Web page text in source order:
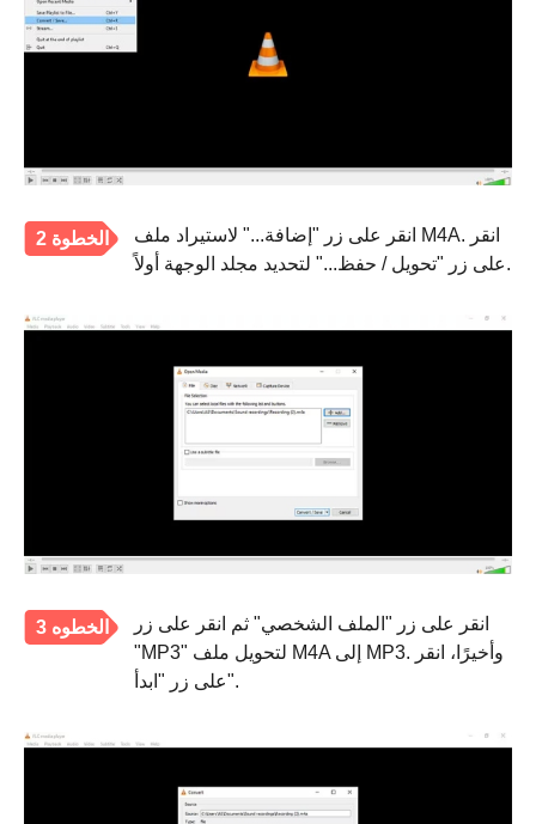
الخطوة 2
انقر على زر "إضافة..." لاستيراد ملف M4A. انقر
على زر "تحويل / حفظ..." لتحديد مجلد الوجهة أولاً.
الخطوه 3
انقر على زر "الملف الشخصي" ثم انقر على زر
"MP3" لتحويل ملف M4A إلى MP3. وأخيرًا، انقر
على زر "ابدأ".